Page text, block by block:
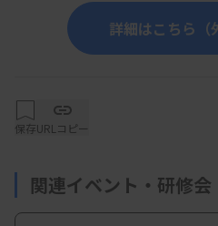
詳細はこちら（
保存URLコピー
関連イベント・研修会